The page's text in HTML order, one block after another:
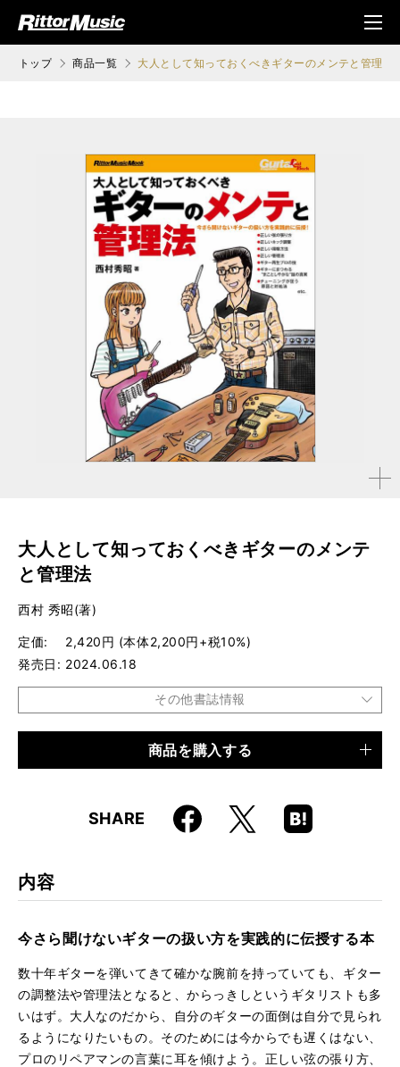
ジック (Rittor Musi
メニ
ュ
トップ 商品一覧 大人として知っておくべきギターのメンテと管理法
拡大す
大人として知っておくべきギターのメンテ
と管理法
西村 秀昭(著)
定価
2,420円 (本体2,200円+税10%)
発売日
2024.06.18
その他書誌情報
9784845640966
商品を購入する
SHARE Faceboo
k
X
Hatena
Boo
内容
今さら聞けないギターの扱い方を実践的に伝授する本
数十年ギターを弾いてきて確かな腕前を持っていても、ギター
の調整法や管理法となると、からっきしというギタリストも多
いはず。大人なのだから、自分のギターの面倒は自分で見られ
るようになりたいもの。そのためには今からでも遅くはない、
プロのリペアマンの言葉に耳を傾けよう。正しい弦の張り方、